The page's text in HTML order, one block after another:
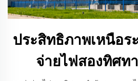
ประสิทธิภาพเหนือร
จ่ายไฟสองทิศท